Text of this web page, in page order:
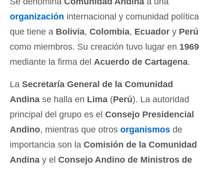
organización internacional y comunidad política
que tiene a Bolivia, Colombia, Ecuador y Perú
como miembros. Su creación tuvo lugar en 1969
mediante la firma del Acuerdo de Cartagena.
La Secretaría General de la Comunidad
Andina se halla en Lima (Perú). La autoridad
principal del grupo es el Consejo Presidencial
Andino, mientras que otros organismos de
importancia son la Comisión de la Comunidad
Andina y el Consejo Andino de Ministros de